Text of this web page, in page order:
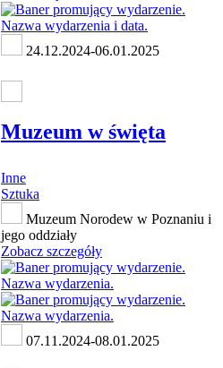
24.12.2024-06.01.2025
Muzeum w święta
Inne
Sztuka
Muzeum Norodew w Poznaniu i
jego oddziały
Zobacz szczegóły
07.11.2024-08.01.2025